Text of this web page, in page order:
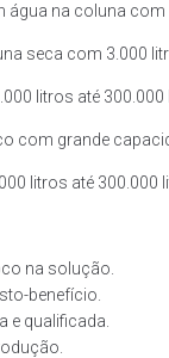
na coluna
seca com 3.000
litros até 300.000
com grande
litros até
na solução.
benefício.
e qualificada.